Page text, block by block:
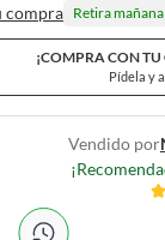
compra Retira mañana
¡COMPRA CON
Pídela y
Vendido por